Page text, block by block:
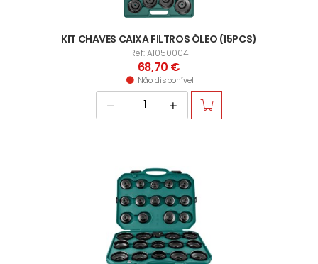
KIT CHAVES CAIXA FILTROS ÓLEO (15PCS)
Ref: AI050004
68,70 €
Não disponível